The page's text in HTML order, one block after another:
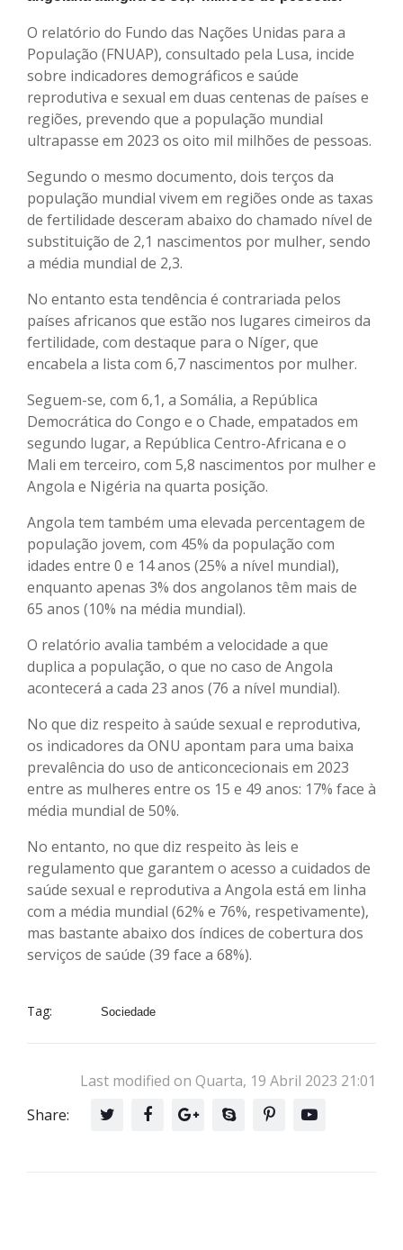
O relatório do Fundo das Nações Unidas para a
População (FNUAP), consultado pela Lusa, incide
sobre indicadores demográficos e saúde
reprodutiva e sexual em duas centenas de países e
regiões, prevendo que a população mundial
ultrapasse em 2023 os oito mil milhões de pessoas.
Segundo o mesmo documento, dois terços da
população mundial vivem em regiões onde as taxas
de fertilidade desceram abaixo do chamado nível de
substituição de 2,1 nascimentos por mulher, sendo
a média mundial de 2,3.
No entanto esta tendência é contrariada pelos
países africanos que estão nos lugares cimeiros da
fertilidade, com destaque para o Níger, que
encabela a lista com 6,7 nascimentos por mulher.
Seguem-se, com 6,1, a Somália, a República
Democrática do Congo e o Chade, empatados em
segundo lugar, a República Centro-Africana e o
Mali em terceiro, com 5,8 nascimentos por mulher e
Angola e Nigéria na quarta posição.
Angola tem também uma elevada percentagem de
população jovem, com 45% da população com
idades entre 0 e 14 anos (25% a nível mundial),
enquanto apenas 3% dos angolanos têm mais de
65 anos (10% na média mundial).
O relatório avalia também a velocidade a que
duplica a população, o que no caso de Angola
acontecerá a cada 23 anos (76 a nível mundial).
No que diz respeito à saúde sexual e reprodutiva,
os indicadores da ONU apontam para uma baixa
prevalência do uso de anticoncecionais em 2023
entre as mulheres entre os 15 e 49 anos: 17% face à
média mundial de 50%.
No entanto, no que diz respeito às leis e
regulamento que garantem o acesso a cuidados de
saúde sexual e reprodutiva a Angola está em linha
com a média mundial (62% e 76%, respetivamente),
mas bastante abaixo dos índices de cobertura dos
serviços de saúde (39 face a 68%).
Tag: Sociedade
Last modified on Quarta, 19 Abril 2023 21:01
Share: